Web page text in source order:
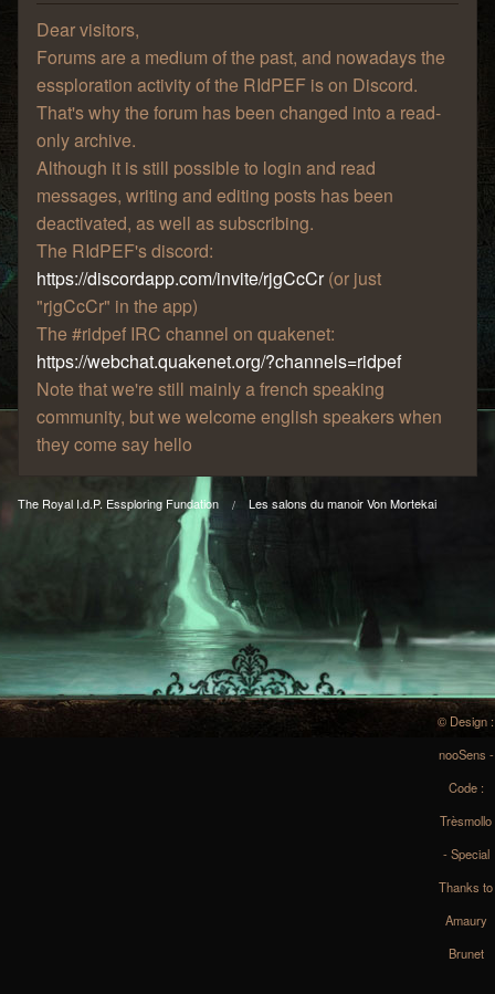
Dear visitors,
Forums are a medium of the past, and nowadays the
essploration activity of the RIdPEF is on Discord.
That's why the forum has been changed into a read-
only archive.
Although it is still possible to login and read
messages, writing and editing posts has been
deactivated, as well as subscribing.
The RIdPEF's discord:
https://discordapp.com/invite/rjgCcCr(or just
"rjgCcCr" in the app)
The #ridpef IRC channel on quakenet:
https://webchat.quakenet.org/?channels=ridpef
Note that we're still mainly a french speaking
community, but we welcome english speakers when
they come say hello
The Royal I.d.P. Essploring Fundation Les salons du manoir Von Mortekai
© Design :
nooSens -
Code :
Trèsmollo
- Special
Thanks to
Amaury
Brunet